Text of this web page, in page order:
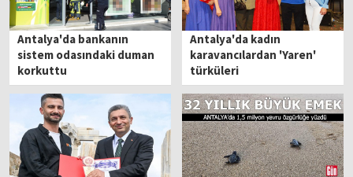
Antalya'da bankanın
sistem odasındaki duman
korkuttu
Antalya'da kadın
karavancılardan 'Yaren'
türküleri